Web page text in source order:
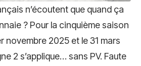
n’écoutent que quand ça
? Pour la cinquième saison
novembre 2025 et le 31 mars
2 s’applique… sans PV. Faute